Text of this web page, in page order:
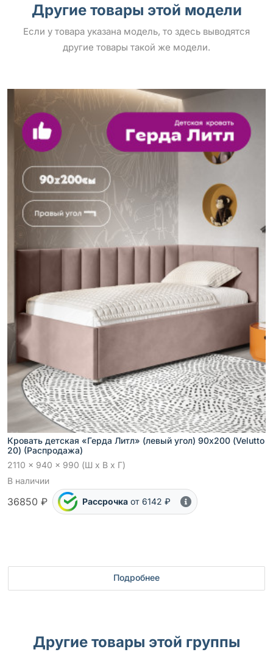
Другие товары этой модели
Если у товара указана модель, то здесь выводятся
другие товары такой же модели.
Кровать детская «Герда Литл» (левый угол) 90х200 (Velutto
20) (Распродажа)
2110 x 940 x 990 (Ш x В x Г)
В наличии
36850 ₽ Рассрочка от 6142 ₽
Подробнее
Другие товары этой группы